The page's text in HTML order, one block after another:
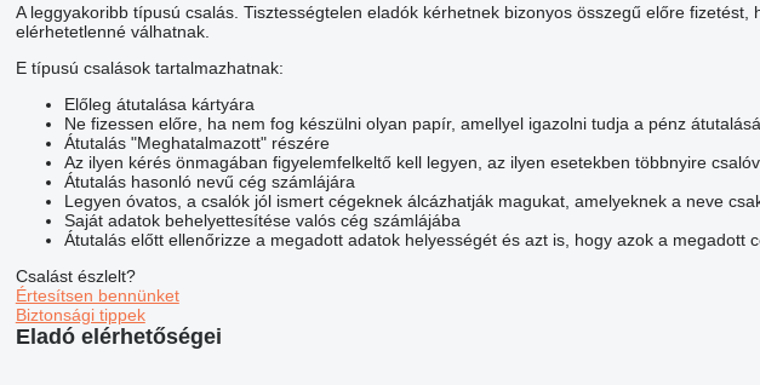
A leggyakoribb típusú csalás. Tisztességtelen eladók kérhetnek bizonyos összegű előre
elérhetetlenné válhatnak.
E típusú csalások tartalmazhatnak:
Előleg átutalása kártyára
Ne fizessen előre, ha nem fog készülni olyan papír, amellyel igazolni tudja a pénz
Átutalás "Meghatalmazott" részére
Az ilyen kérés önmagában figyelemfelkeltő kell legyen, az ilyen esetekben többnyire
Átutalás hasonló nevű cég számlájára
Legyen óvatos, a csalók jól ismert cégeknek álcázhatják magukat, amelyeknek a neve
Saját adatok behelyettesítése valós cég számlájába
Átutalás előtt ellenőrizze a megadott adatok helyességét és azt is, hogy azok a megadott
Csalást észlelt?
Értesítsen bennünket
Biztonsági tippek
Eladó elérhetőségei